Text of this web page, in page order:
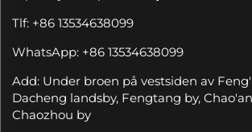
Tlf: +86 13534638099
WhatsApp: +86 13534638099
Add: Under broen på vestsiden av
Dacheng landsby, Fengtang by,
Chaozhou by